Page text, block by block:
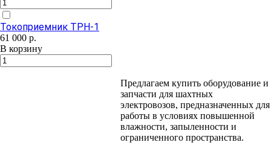
Токоприемник ТРН-1
61 000 р.
В корзину
Предлагаем купить оборудование и
запчасти для шахтных
электровозов, предназначенных для
работы в условиях повышенной
влажности, запыленности и
ограниченного пространства.